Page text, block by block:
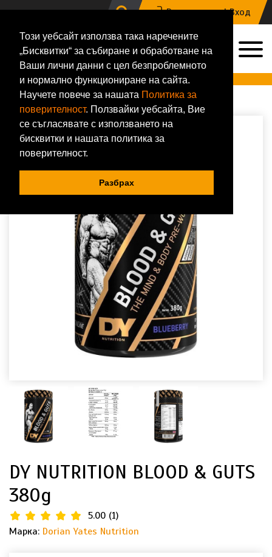
Този уебсайт използва така наречените
„Бисквитки“ за събиране и обработване на
Ваши лични данни с цел безпроблемното
и нормално функциониране на сайта.
Научете повече за нашата Политика за
поверителност. Ползвайки уебсайта, Вие
се съгласявате с използването на
бисквитки и нашата политика за
поверителност.
Разбрах
Регистрация | Вход
0884 133 648
Онлайн магазин за хранителни добавки и фитнес аксесоари
Начало Сила
Предтренировъчни и енергийни
DY NUTRITION BLOOD & GUTS 380g
DY NUTRITION BLOOD & GUTS
380g
5.00 (1)
Марка: Dorian Yates Nutrition